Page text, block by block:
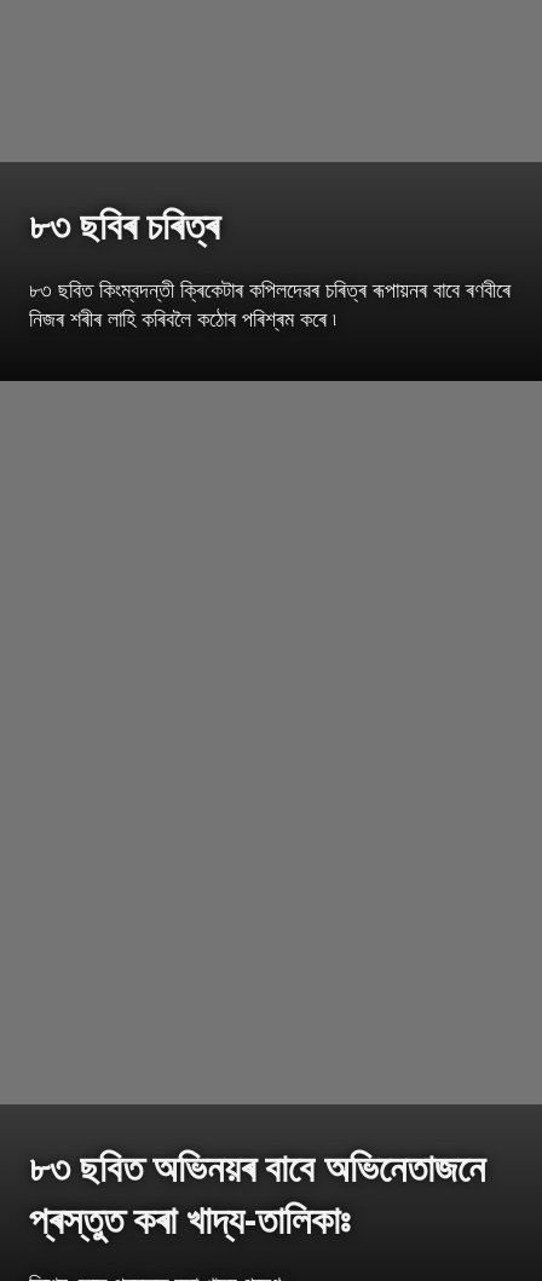
৮৩ ছবিৰ চৰিত্ৰ
৮৩ ছবিত কিংম্বদন্তী ক্ৰিকেটাৰ কপিলদেৱৰ চৰিত্ৰ ৰূপায়নৰ বাবে ৰণবীৰে
নিজৰ শৰীৰ লাহি কৰিবলৈ কঠোৰ পৰিশ্ৰম কৰে ৷
৮৩ ছবিত অভিনয়ৰ বাবে অভিনেতাজনে
প্ৰস্তুত কৰা খাদ্য-তালিকাঃ